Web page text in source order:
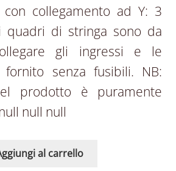
con collegamento ad Y: 3
quadri di stringa sono da
gli ingressi e le
fornito senza fusibili. NB:
prodotto è puramente
null null
al carrello